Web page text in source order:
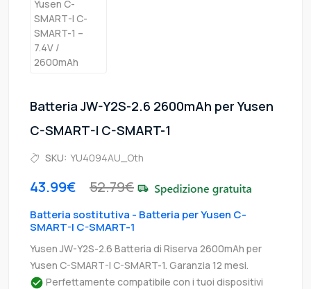
Batteria JW-Y2S-2.6 2600mAh per Yusen
C-SMART-I C-SMART-1
SKU: YU4094AU_Oth
43.99€ 52.79€
Batteria sostitutiva - Batteria per Yusen C-
SMART-I C-SMART-1
Yusen JW-Y2S-2.6 Batteria di Riserva 2600mAh per
Yusen C-SMART-I C-SMART-1. Garanzia 12 mesi.
Perfettamente compatibile con i tuoi dispositivi